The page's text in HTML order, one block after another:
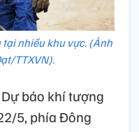
nhiều khu vực. (Ảnh
TTXVN).
báo khí tượng
5, phía Đông